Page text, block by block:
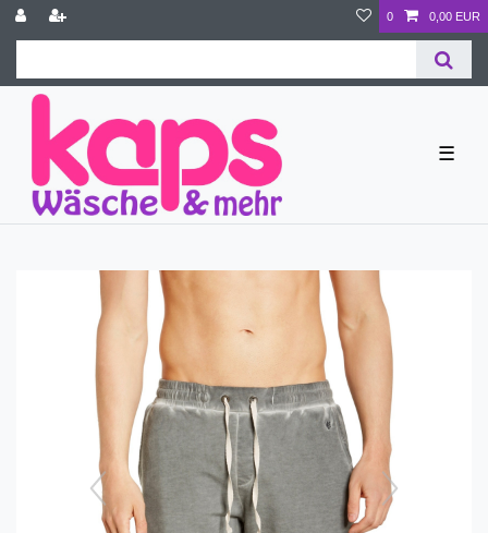
0 0,00 EUR
☰